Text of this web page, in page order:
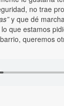
no trae
y que dé
que estamos
queremos